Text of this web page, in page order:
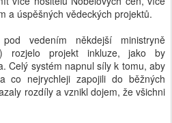
a úspěšných vědeckých projektů.
vedením někdejší ministryně
rozjelo projekt inkluze, jako by
Celý systém napnul síly k tomu, aby
co nejrychleji zapojili do běžných
rozdíly a vznikl dojem, že všichni